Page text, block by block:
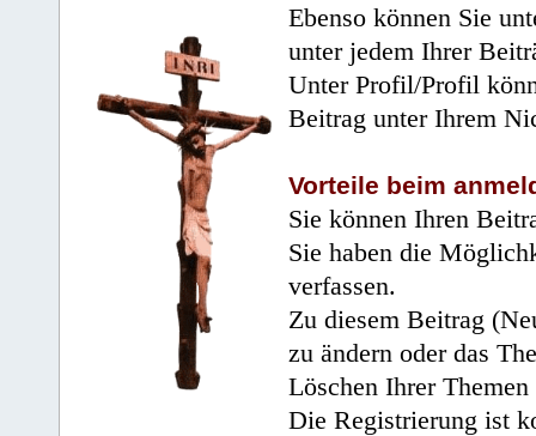
Ebenso können Sie
unter jedem Ihrer
Unter Profil/Profil
Beitrag unter Ihrem
Vorteile beim
Sie können Ihren
Sie haben die
verfassen.
Zu diesem Beitrag
zu ändern oder das
Löschen Ihrer
Die Registrierung ist